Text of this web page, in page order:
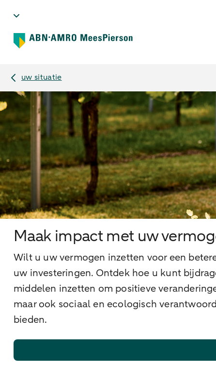
uw situatie
Maak impact met uw
Wilt u uw vermogen inzetten voor een
uw investeringen. Ontdek hoe u kunt
middelen inzetten om positieve
maar ook sociaal en ecologisch
bieden.